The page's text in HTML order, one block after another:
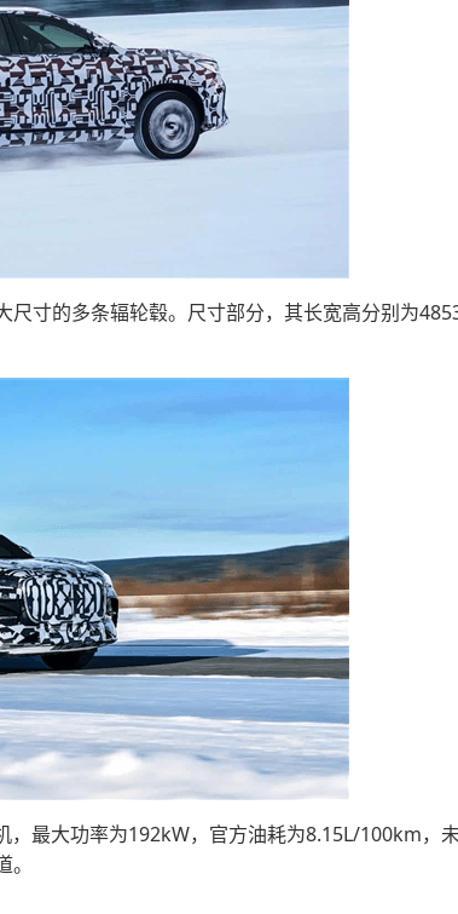
尺寸的多条辐轮毂。尺寸部分，其长宽高分别为
，最大功率为192kW，官方油耗为8.15L/100km，